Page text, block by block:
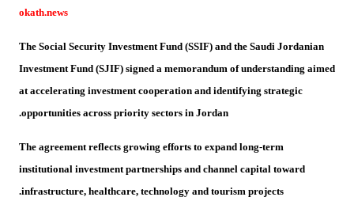
okath.news
The Social Security Investment Fund (SSIF) and the Saudi Jordanian
Investment Fund (SJIF) signed a memorandum of understanding aimed
at accelerating investment cooperation and identifying strategic
opportunities across priority sectors in Jordan.
The agreement reflects growing efforts to expand long-term
institutional investment partnerships and channel capital toward
infrastructure, healthcare, technology and tourism projects.